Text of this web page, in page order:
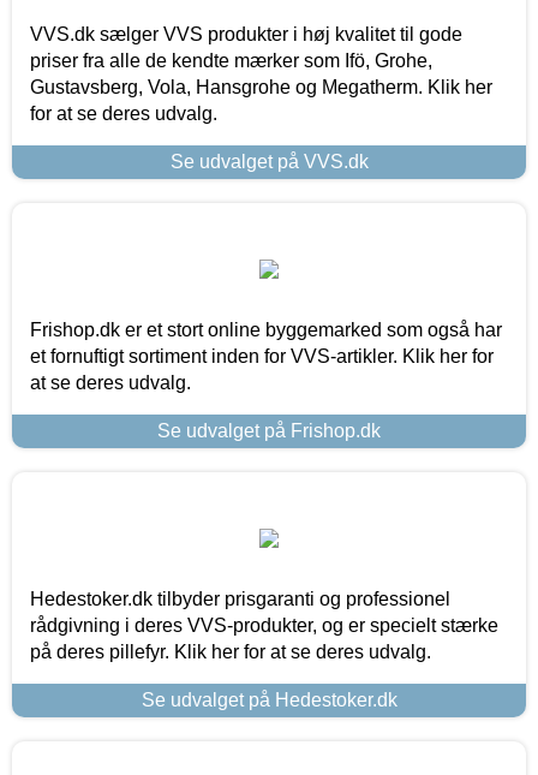
VVS.dk sælger VVS produkter i høj kvalitet til gode
priser fra alle de kendte mærker som Ifö, Grohe,
Gustavsberg, Vola, Hansgrohe og Megatherm. Klik her
for at se deres udvalg.
Se udvalget på VVS.dk
Frishop.dk er et stort online byggemarked som også har
et fornuftigt sortiment inden for VVS-artikler. Klik her for
at se deres udvalg.
Se udvalget på Frishop.dk
Hedestoker.dk tilbyder prisgaranti og professionel
rådgivning i deres VVS-produkter, og er specielt stærke
på deres pillefyr. Klik her for at se deres udvalg.
Se udvalget på Hedestoker.dk